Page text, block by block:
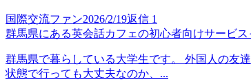
国際交流ファン2026/2/19返信 1
群馬県にある英会話カフェの初心者向けサービス
群馬県で暮らしている大学生です。 外国人の友
状態で行っても大丈夫なのか、...